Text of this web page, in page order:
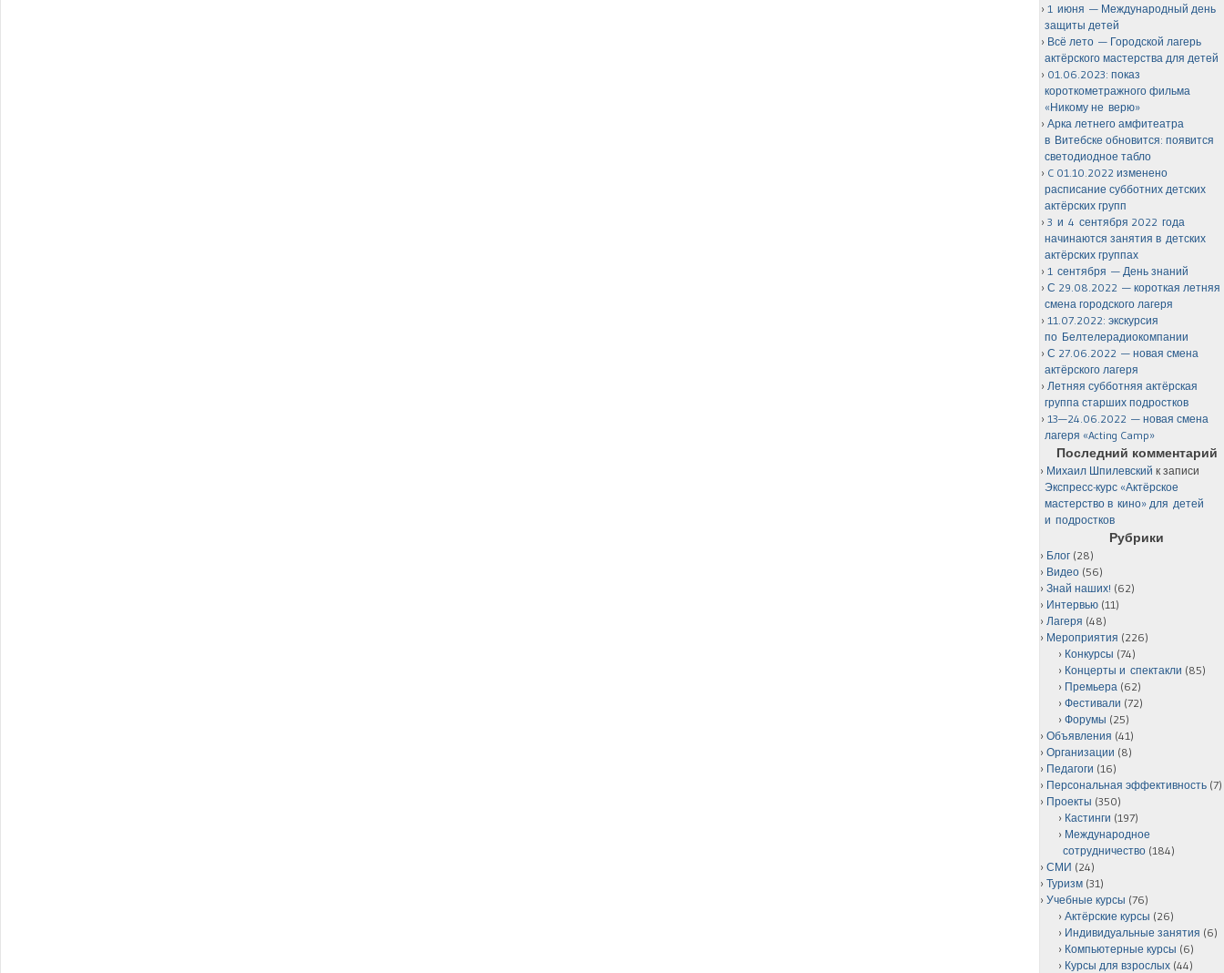
1 июня — Международный день
защиты детей
Всё лето — Городской лагерь
актёрского мастерства для детей
01.06.2023: показ
короткометражного фильма
«Никому не верю»
Арка летнего амфитеатра
в Витебске обновится: появится
светодиодное табло
C 01.10.2022 изменено
расписание субботних детских
актёрских групп
3 и 4 сентября 2022 года
начинаются занятия в детских
актёрских группах
1 сентября — День знаний
С 29.08.2022 — короткая летняя
смена городского лагеря
11.07.2022: экскурсия
по Белтелерадиокомпании
С 27.06.2022 — новая смена
актёрского лагеря
Летняя субботняя актёрская
группа старших подростков
13—24.06.2022 — новая смена
лагеря «Acting Camp»
Последний комментарий
Михаил Шпилевский к записи
Экспресс-курс «Актёрское
мастерство в кино» для детей
и подростков
Рубрики
Блог (28)
Видео (56)
Знай наших! (62)
Интервью (11)
Лагеря (48)
Мероприятия (226)
Конкурсы (74)
Концерты и спектакли (85)
Премьера (62)
Фестивали (72)
Форумы (25)
Объявления (41)
Организации (8)
Педагоги (16)
Персональная эффективность (7)
Проекты (350)
Кастинги (197)
Международное
сотрудничество (184)
СМИ (24)
Туризм (31)
Учебные курсы (76)
Актёрские курсы (26)
Индивидуальные занятия (6)
Компьютерные курсы (6)
Курсы для взрослых (44)